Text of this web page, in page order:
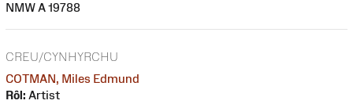
NMW A 19788
CREU/CYNHYRCHU
COTMAN, Miles Edmund
Rôl: Artist